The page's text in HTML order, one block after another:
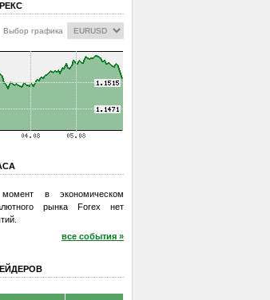
Выбор графика
в экономическом
рынка Forex нет
все события »